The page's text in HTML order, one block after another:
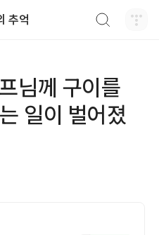
추억
님께 구이를
일이 벌어졌